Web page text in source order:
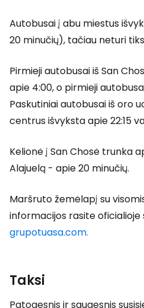
Autobusai į abu miestus
20 minučių), tačiau neturi
Pirmieji autobusai iš San
apie 4:00, o pirmieji
Paskutiniai autobusai iš oro
centrus išvyksta apie 22:15
Kelionė į San Chosė trunka
Alajuelą - apie 20 minučių.
Maršruto žemėlapį su
informacijos rasite oficialioje
grupotuasa.com.
Taksi
Patogesnis ir saugesnis